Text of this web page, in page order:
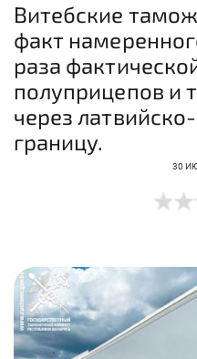
Витебские
факт
раза
полуприцепов и
через
границу.
30